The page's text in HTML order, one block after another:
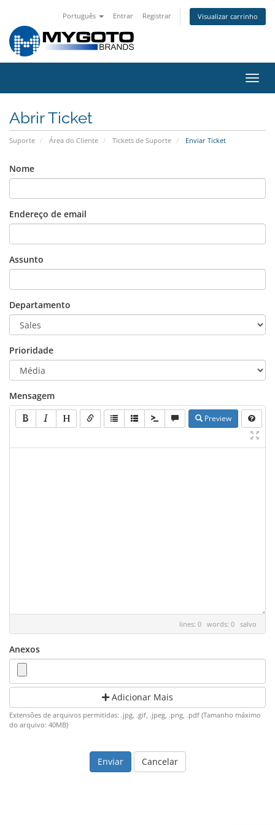
Português Entrar Registrar Visualizar carrinho
Abrir Ticket
Suporte Área do Cliente Tickets de Suporte Enviar Ticket
Nome
Endereço de email
Assunto
Departamento
Prioridade
Mensagem
Preview
lines: 0 words: 0 salvo
Anexos
Adicionar Mais
Extensões de arquivos permitidas: .jpg, .gif, .jpeg, .png, .pdf (Tamanho máximo
do arquivo: 40MB)
Cancelar